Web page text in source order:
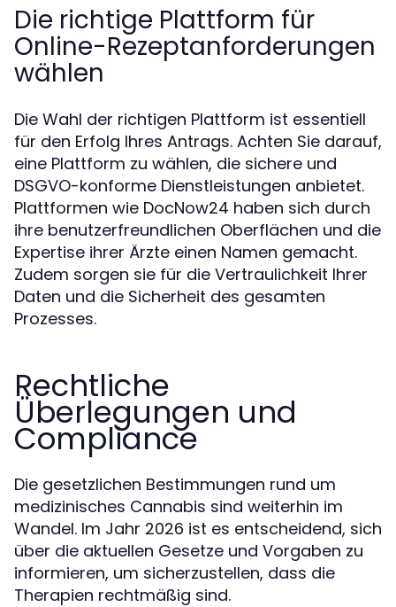
Die richtige Plattform für
Online-Rezeptanforderungen
wählen
Die Wahl der richtigen Plattform ist essentiell
für den Erfolg Ihres Antrags. Achten Sie darauf,
eine Plattform zu wählen, die sichere und
DSGVO-konforme Dienstleistungen anbietet.
Plattformen wie DocNow24 haben sich durch
ihre benutzerfreundlichen Oberflächen und die
Expertise ihrer Ärzte einen Namen gemacht.
Zudem sorgen sie für die Vertraulichkeit Ihrer
Daten und die Sicherheit des gesamten
Prozesses.
Rechtliche
Überlegungen und
Compliance
Die gesetzlichen Bestimmungen rund um
medizinisches Cannabis sind weiterhin im
Wandel. Im Jahr 2026 ist es entscheidend, sich
über die aktuellen Gesetze und Vorgaben zu
informieren, um sicherzustellen, dass die
Therapien rechtmäßig sind.